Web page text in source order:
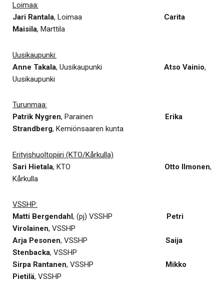
Loimaa:
Jari Rantala, Loimaa Carita
Maisila, Marttila
Uusikaupunki:
Anne Takala, Uusikaupunki Atso Vainio,
Uusikaupunki
Turunmaa:
Patrik Nygren, Parainen Erika
Strandberg, Kemiönsaaren kunta
Erityishuoltopiiri (KTO/Kårkulla)
Sari Hietala, KTO Otto Ilmonen,
Kårkulla
VSSHP:
Matti Bergendahl, (pj) VSSHP Petri
Virolainen, VSSHP
Arja Pesonen, VSSHP Saija
Stenbacka, VSSHP
Sirpa Rantanen, VSSHP Mikko
Pietilä, VSSHP